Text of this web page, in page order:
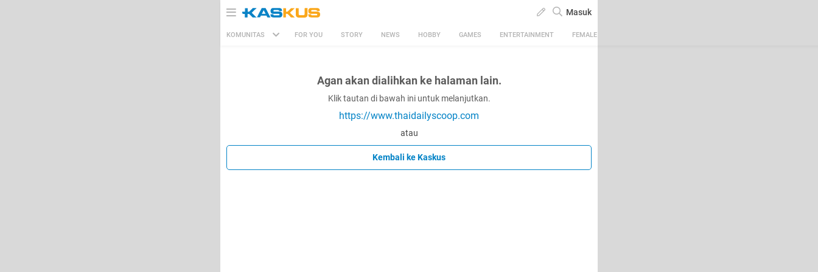
Masuk
KOMUNITAS FOR YOU STORY NEWS HOBBY GAMES ENTERTAINMENT FEMALE
Agan akan dialihkan ke halaman lain.
Klik tautan di bawah ini untuk melanjutkan.
https://www.thaidailyscoop.com
atau
Kembali ke Kaskus